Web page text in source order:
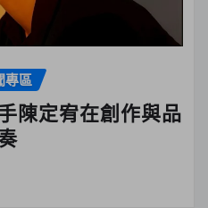
專區
陳定宥在創作與品